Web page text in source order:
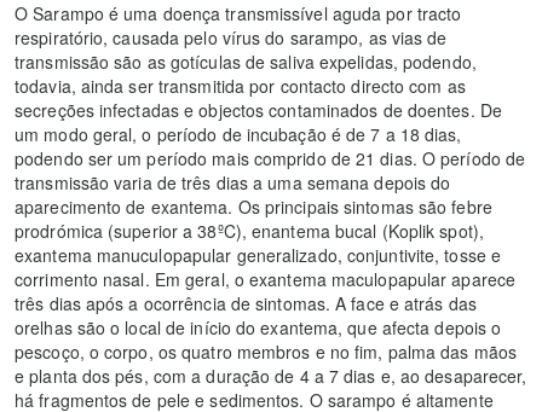
O Sarampo é uma doença transmissível aguda por tracto
respiratório, causada pelo vírus do sarampo, as vias de
transmissão são as gotículas de saliva expelidas, podendo,
todavia, ainda ser transmitida por contacto directo com as
secreções infectadas e objectos contaminados de doentes. De
um modo geral, o período de incubação é de 7 a 18 dias,
podendo ser um período mais comprido de 21 dias. O período de
transmissão varia de três dias a uma semana depois do
aparecimento de exantema. Os principais sintomas são febre
prodrómica (superior a 38ºC), enantema bucal (Koplik spot),
exantema manuculopapular generalizado, conjuntivite, tosse e
corrimento nasal. Em geral, o exantema maculopapular aparece
três dias após a ocorrência de sintomas. A face e atrás das
orelhas são o local de início do exantema, que afecta depois o
pescoço, o corpo, os quatro membros e no fim, palma das mãos
e planta dos pés, com a duração de 4 a 7 dias e, ao desaparecer,
há fragmentos de pele e sedimentos. O sarampo é altamente